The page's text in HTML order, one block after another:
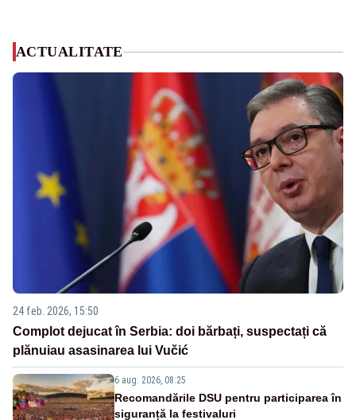
ACTUALITATE
24 feb. 2026, 15:50
Complot dejucat în Serbia: doi bărbați, suspectați că
plănuiau asasinarea lui Vučić
6 aug. 2026, 08:25
Recomandările DSU pentru participarea în
siguranță la festivaluri